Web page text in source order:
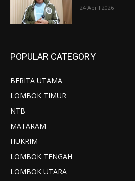
24 April 2026
POPULAR CATEGORY
BERITA UTAMA
LOMBOK TIMUR
NTB
MATARAM
HUKRIM
LOMBOK TENGAH
LOMBOK UTARA